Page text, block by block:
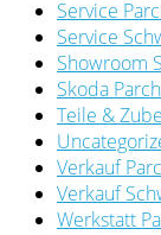
Service
Service
Showroom
Skoda
Teile &
Verkauf
Verkauf
Werkstatt